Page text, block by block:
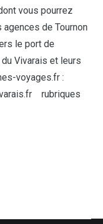
vous pourrez
de Tournon
le port de
Vivarais et leurs
voyages.fr :
rubriques